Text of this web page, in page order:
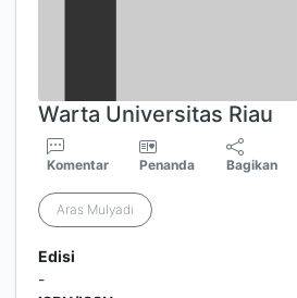
Warta Universitas Riau
Komentar Penanda Bagikan
Aras Mulyadi
Edisi
-